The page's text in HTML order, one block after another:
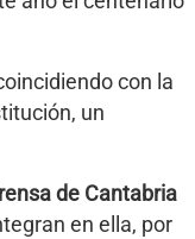
con la
un
de Cantabria
en ella, por